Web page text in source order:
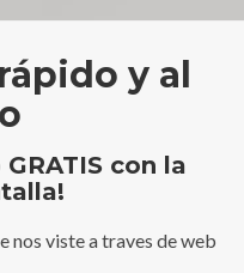
y al
con la
nos viste a traves de web